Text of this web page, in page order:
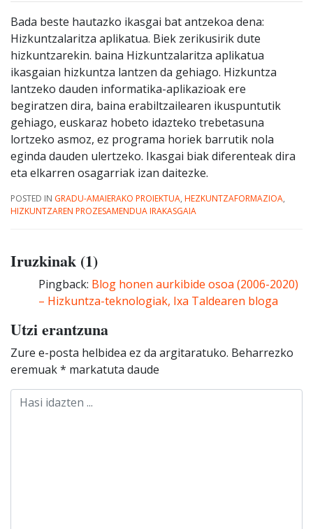
Bada beste hautazko ikasgai bat antzekoa dena:
Hizkuntzalaritza aplikatua. Biek zerikusirik dute
hizkuntzarekin. baina Hizkuntzalaritza aplikatua
ikasgaian hizkuntza lantzen da gehiago. Hizkuntza
lantzeko dauden informatika-aplikazioak ere
begiratzen dira, baina erabiltzailearen ikuspuntutik
gehiago, euskaraz hobeto idazteko trebetasuna
lortzeko asmoz, ez programa horiek barrutik nola
eginda dauden ulertzeko. Ikasgai biak diferenteak dira
eta elkarren osagarriak izan daitezke.
POSTED IN GRADU-AMAIERAKO PROIEKTUA, HEZKUNTZAFORMAZIOA,
HIZKUNTZAREN PROZESAMENDUA IRAKASGAIA
Iruzkinak (1)
Pingback: Blog honen aurkibide osoa (2006-2020)
– Hizkuntza-teknologiak, Ixa Taldearen bloga
Utzi erantzuna
Zure e-posta helbidea ez da argitaratuko. Beharrezko
eremuak* markatuta daude